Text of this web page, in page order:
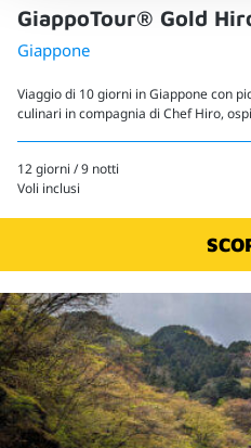
GiappoTour® Gold
Giappone
Viaggio di 10 giorni in Giappone con
culinari in compagnia di Chef Hiro,
12 giorni / 9 notti
Voli inclusi